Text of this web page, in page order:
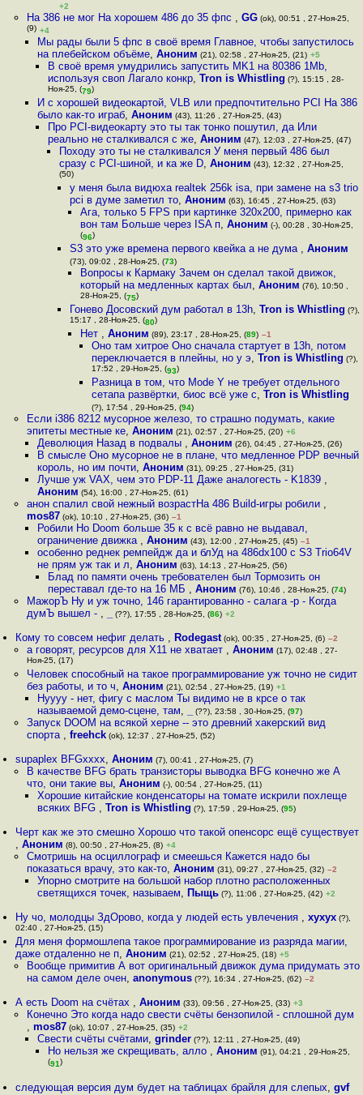
+2
На 386 не мог На хорошем 486 до 35 фпс , GG(ok), 00:51 , 27-Ноя-25,
(9) +4
Мы рады были 5 фпс в своё время Главное, чтобы запустилось
на плебейском объёме, Аноним (21), 02:58 , 27-Ноя-25, (21) +5
В своё время умудрились запустить MK1 на 80386 1Mb,
используя своп Лагало конкр,Tron is Whistling (?), 15:15 , 28-
Ноя-25, (79)
И с хорошей видеокартой, VLB или предпочтительно PCI На 386
было как-то играб, Аноним (43), 11:26 , 27-Ноя-25, (43)
Про PCI-видеокарту это ты так тонко пошутил, да Или
реально не сталкивался с же,Аноним (47), 12:03 , 27-Ноя-25, (47)
Походу это ты не сталкивался У меня первый 486 был
сразу с PCI-шиной, и ка же D, Аноним (43), 12:32 , 27-Ноя-25,
(50)
у меня была видюха realtek 256k isa, при замене на s3 trio
pci в думе заметил то, Аноним (63), 16:45 , 27-Ноя-25, (63)
Ага, только 5 FPS при картинке 320x200, примерно как
вон там Больше через ISA п,Аноним (-), 00:28 , 30-Ноя-25,
(96)
S3 это уже времена первого квейка а не дума , Аноним
(73), 09:02 , 28-Ноя-25, (73)
Вопросы к Кармаку Зачем он сделал такой движок,
который на медленных картах был,Аноним (76), 10:50 ,
28-Ноя-25, (75)
Гонево Досовский дум работал в 13h, Tron is Whistling (?),
15:17 , 28-Ноя-25, (80)
Нет ,Аноним (89), 23:17 , 28-Ноя-25, (89) –1
Оно там хитрое Оно сначала стартует в 13h, потом
переключается в плейны, но у э, Tron is Whistling (?),
17:52 , 29-Ноя-25, (93)
Разница в том, что Mode Y не требует отдельного
сетапа развёртки, биос всё уже с, Tron is Whistling
(?), 17:54 , 29-Ноя-25, (94)
Если i386 8212 мусорное железо, то страшно подумать, какие
эпитеты местные ке, Аноним (21), 02:57 , 27-Ноя-25, (20) +6
Деволюция Назад в подвалы , Аноним (26), 04:45 , 27-Ноя-25, (26)
В смысле Оно мусорное не в плане, что медленное PDP вечный
король, но им почти, Аноним (31), 09:25 , 27-Ноя-25, (31)
Лучше уж VAX, чем это PDP-11 Даже аналогесть - K1839 ,
Аноним (54), 16:00 , 27-Ноя-25, (61)
анон спалил свой нежный возрастНа 486 Build-игры робили ,
mos87(ok), 10:10 , 27-Ноя-25, (36) –1
Робили Но Doom больше 35 к с всё равно не выдавал,
ограничение движка , Аноним (43), 12:00 , 27-Ноя-25, (45) –1
особенно реднек ремпейдж да и блУд на 486dx100 с S3 Trio64V
не прям уж так и л, Аноним (63), 14:13 , 27-Ноя-25, (56)
Блад по памяти очень требователен был Тормозить он
переставал где-то на 16 МБ ,Аноним (76), 10:46 , 28-Ноя-25, (74)
МажорЪ Ну и уж точно, 146 гарантированно - салага -р - Когда
думЪ вышел - , (??), 17:55 , 28-Ноя-25, (86) +2
Кому то совсем нефиг делать , Rodegast (ok), 00:35 , 27-Ноя-25, (6) –2
а говорят, ресурсов для Х11 не хватает , Аноним (17), 02:48 , 27-
Ноя-25, (17)
Человек способный на такое программирование уж точно не сидит
без работы, и то ч, Аноним (21), 02:54 , 27-Ноя-25, (19) +1
Нуууу - нет, фигу с маслом Ты видимо не в крсе о так
называемой демо-сцене, там, (??), 23:58 , 30-Ноя-25, (97)
Запуск DOOM на всякой херне -- это древний хакерский вид
спорта , freehck(ok), 12:37 , 27-Ноя-25, (52)
supaplex BFGxxxx,Аноним (7), 00:41 , 27-Ноя-25, (7)
В качестве BFG брать транзисторы выводка BFG конечно же А
что, они такие вы, Аноним (-), 00:54 , 27-Ноя-25, (11)
Хорошие китайские конденсаторы на томате искрили похлеще
всяких BFG , Tron is Whistling (?), 17:59 , 29-Ноя-25, (95)
Черт как же это смешно Хорошо что такой опенсорс ещё существует
,Аноним (8), 00:50 , 27-Ноя-25, (8) +4
Смотришь на осциллограф и смеешься Кажется надо бы
показаться врачу, это как-то, Аноним (31), 09:27 , 27-Ноя-25, (32) –2
Упорно смотрите на большой набор плотно расположенных
светящихся точек, называем, Пыщь(?), 11:06 , 27-Ноя-25, (42) +2
Ну чо, молодцы ЗдОрово, когда у людей есть увлечения ,хухух (?),
02:40 , 27-Ноя-25, (15)
Для меня формошлепа такое программирование из разряда магии,
даже отдаленно не п,Аноним (21), 02:52 , 27-Ноя-25, (18) +5
Вообще примитив А вот оригинальный движок дума придумать это
на самом деле очен, anonymous(??), 16:34 , 27-Ноя-25, (62) –2
А есть Doom на счётах ,Аноним (33), 09:56 , 27-Ноя-25, (33) +3
Конечно Это когда надо свести счёты бензопилой - сплошной дум
, mos87(ok), 10:07 , 27-Ноя-25, (35) +2
Свести счёты счётами, grinder(??), 12:11 , 27-Ноя-25, (49)
Но нельзя же скрещивать, алло ,Аноним (91), 04:21 , 29-Ноя-25,
(91)
следующая версия дум будет на таблицах брайля для слепых,gvf